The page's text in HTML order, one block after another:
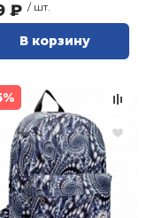
₽ / шт.
В корзину